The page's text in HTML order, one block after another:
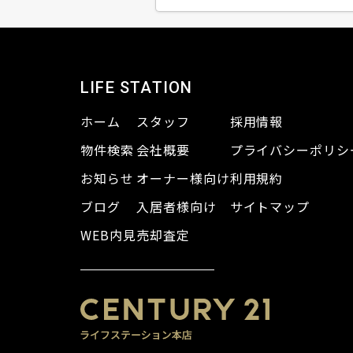
LIFE STATION
ホーム
物件検索
お知らせ
ブログ
WEB内見
スタッフ
会社概要
オーナー様向け
入居者様向け
売却査定
採用情報
プライバシーポリシ
利用規約
サイトマップ